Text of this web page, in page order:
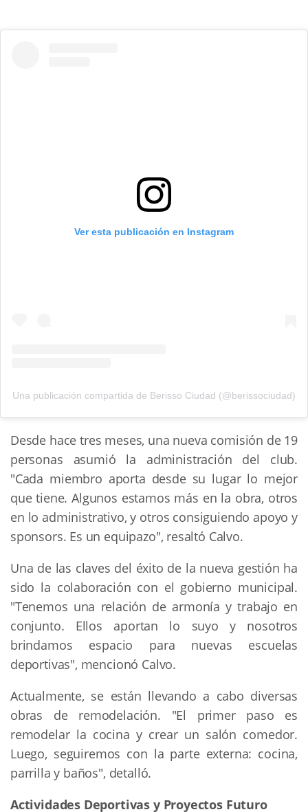
Ver esta publicación en Instagram
Una publicación compartida de Berisso Ciudad (@berissociudad)
Desde hace tres meses, una nueva comisión de 19
personas asumió la administración del club.
"Cada miembro aporta desde su lugar lo mejor
que tiene. Algunos estamos más en la obra, otros
en lo administrativo, y otros consiguiendo apoyo y
sponsors. Es un equipazo", resaltó Calvo.
Una de las claves del éxito de la nueva gestión ha
sido la colaboración con el gobierno municipal.
"Tenemos una relación de armonía y trabajo en
conjunto. Ellos aportan lo suyo y nosotros
brindamos espacio para nuevas escuelas
deportivas", mencionó Calvo.
Actualmente, se están llevando a cabo diversas
obras de remodelación. "El primer paso es
remodelar la cocina y crear un salón comedor.
Luego, seguiremos con la parte externa: cocina,
parrilla y baños", detalló.
Actividades Deportivas y Proyectos Futuro